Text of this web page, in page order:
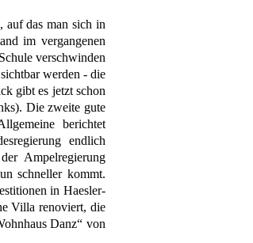
auf das man sich in
im vergangenen
verschwinden
werden - die
gibt es jetzt schon
Die zweite gute
berichtet
endlich
Ampelregierung
schneller kommt.
in Haesler-
Villa renoviert, die
Danz“ von